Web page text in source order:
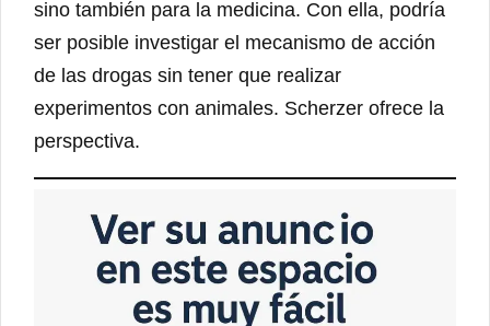
sino también para la medicina. Con ella, podría
ser posible investigar el mecanismo de acción
de las drogas sin tener que realizar
experimentos con animales. Scherzer ofrece la
perspectiva.